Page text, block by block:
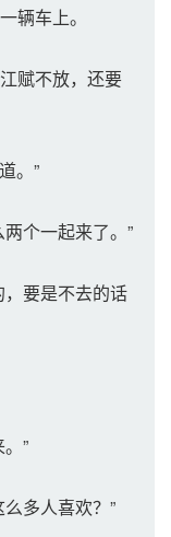
辆车上。
赋不放，还要
。”
个一起来了。”
要是不去的话
”
多人喜欢？”